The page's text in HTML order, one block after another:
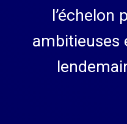
l’échelon
ambitieuses